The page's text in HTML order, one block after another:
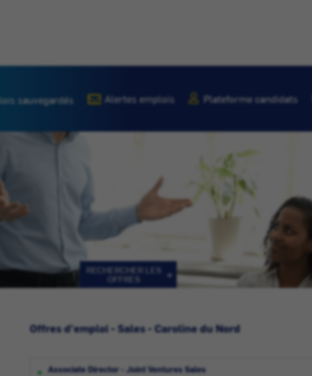
sauvegardés Alertes emplois Plateforme candidats
RECHERCHER LES
OFFRES
Offres d'emploi - Sales - Caroline du Nord
Associate Director - Joint Ventures Sales